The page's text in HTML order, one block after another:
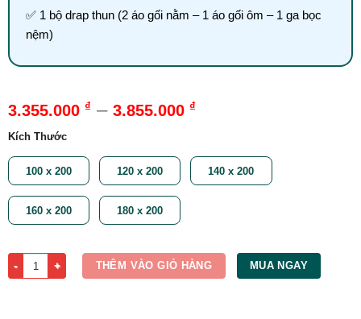
✅ 1 bộ drap thun (2 áo gối nằm – 1 áo gối ôm – 1 ga bọc
nệm)
3.355.000 ₫ – 3.855.000 ₫
Kích Thước
100 x 200 120 x 200 140 x 200
160 x 200 180 x 200
Nệm Foam Massage 20cm Đồng Phú số lượng
THÊM VÀO GIỎ HÀNG MUA NGAY